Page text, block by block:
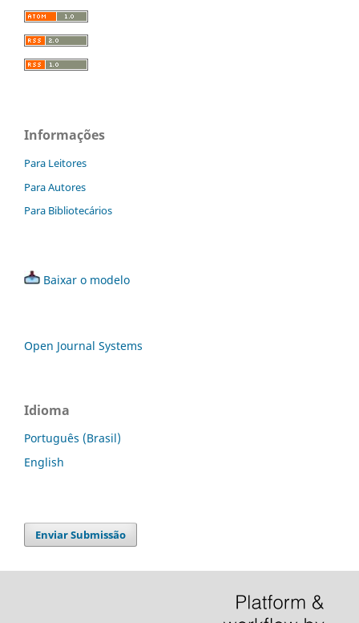
Informações
Para Leitores
Para Autores
Para Bibliotecários
Baixar o modelo
Open Journal Systems
Idioma
Português (Brasil)
English
Enviar Submissão